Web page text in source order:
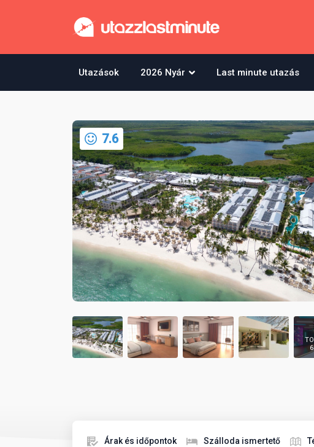
Utazások 2026 Nyár Last minute utazás
7.6
Árak és időpontok Szálloda ismertető